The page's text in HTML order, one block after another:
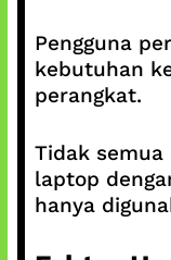
Pengguna
kebutuhan
perangkat.
Tidak
laptop
hanya